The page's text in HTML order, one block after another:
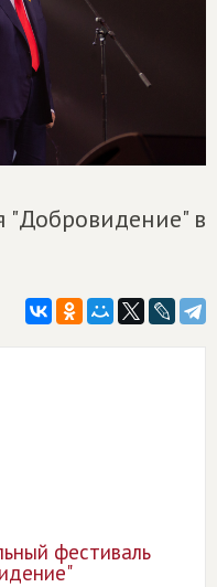
"Добровидение" в
фестиваль